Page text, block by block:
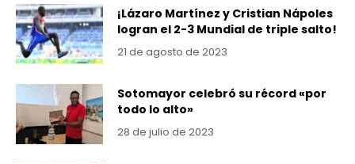
¡Lázaro Martínez y Cristian Nápoles
logran el 2-3 Mundial de triple salto!
21 de agosto de 2023
Sotomayor celebró su récord «por
todo lo alto»
28 de julio de 2023